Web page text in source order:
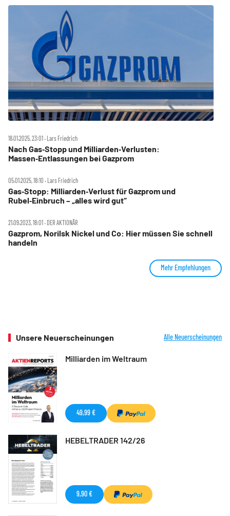
18.01.2025, 23:01 ‧ Lars Friedrich
Nach Gas‑Stopp und Milliarden‑Verlusten:
Massen‑Entlassungen bei Gazprom
05.01.2025, 18:10 ‧ Lars Friedrich
Gas‑Stopp: Milliarden‑Verlust für Gazprom und
Rubel‑Einbruch – „alles wird gut“
21.09.2023, 18:01 ‧ DER AKTIONÄR
Gazprom, Norilsk Nickel und Co: Hier müssen Sie schnell
handeln
Mehr Empfehlungen
Unsere Neuerscheinungen Alle Neuerscheinungen
Milliarden im Weltraum
49,99 €
HEBELTRADER 142/26
9,90 €